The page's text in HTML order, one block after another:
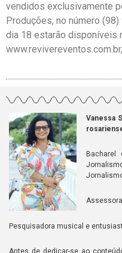
vendidos exclusivamente
Produções, no número
dia 18 estarão disponíveis
Vanessa
Bacharel
Pesquisadora musical e
Antes de dedicar-se ao